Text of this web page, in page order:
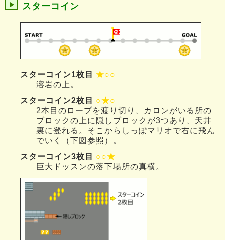
スターコイン
スターコイン1枚目 ★○○
溶岩の上。
スターコイン2枚目 ○★○
2本目のロープを渡り切り、カロンがいる所の
ブロックの上に隠しブロックが3つあり、天井
裏に登れる。そこからしっぽマリオで右に飛ん
でいく（下図参照）。
スターコイン3枚目 ○○★
巨大ドッスンの落下場所の真横。